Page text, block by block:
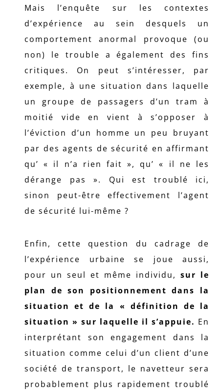
Mais l’enquête sur les contextes
d’expérience au sein desquels un
comportement anormal provoque (ou
non) le trouble a également des fins
critiques. On peut s’intéresser, par
exemple, à une situation dans laquelle
un groupe de passagers d’un tram à
moitié vide en vient à s’opposer à
l’éviction d’un homme un peu bruyant
par des agents de sécurité en affirmant
qu’ « il n’a rien fait », qu’ « il ne les
dérange pas ». Qui est troublé ici,
sinon peut-être effectivement l’agent
de sécurité lui-même ?
Enfin, cette question du cadrage de
l’expérience urbaine se joue aussi,
pour un seul et même individu, sur le
plan de son positionnement dans la
situation et de la « définition de la
situation » sur laquelle il s’appuie. En
interprétant son engagement dans la
situation comme celui d’un client d’une
société de transport, le navetteur sera
probablement plus rapidement troublé